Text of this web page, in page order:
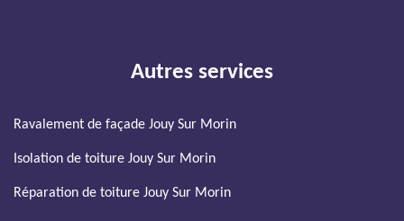
Autres services
Ravalement de façade Jouy Sur Morin
Isolation de toiture Jouy Sur Morin
Réparation de toiture Jouy Sur Morin